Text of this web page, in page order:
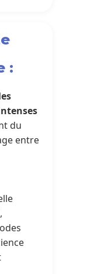
:
du
entre